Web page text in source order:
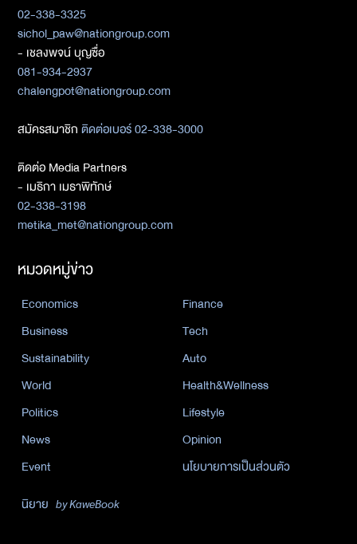
02-338-3325
sichol_paw@nationgroup.com
- เชลงพจน์ บุญซื่อ
081-934-2937
chalengpot@nationgroup.com
สมัครสมาชิกติดต่อเบอร์ 02-338-3000
ติดต่อ Media Partners
- เมธิกา เมธาพิทักษ์
02-338-3198
metika_met@nationgroup.com
หมวดหมู่ข่าว
Economics
Finance
Business
Tech
Sustainability
Auto
World
Health&Wellness
Politics
Lifestyle
News
Opinion
Event
นโยบายการเป็นส่วนตัว
นิยาย by KaweBook